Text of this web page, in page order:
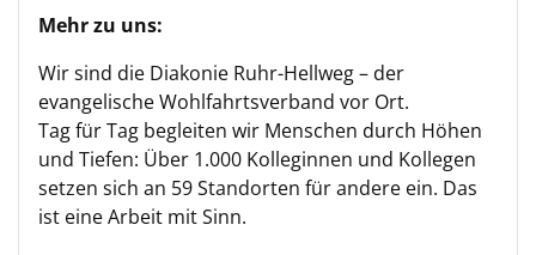
Mehr zu uns:
Wir sind die Diakonie Ruhr-Hellweg – der
evangelische Wohlfahrtsverband vor Ort.
Tag für Tag begleiten wir Menschen durch Höhen
und Tiefen: Über 1.000 Kolleginnen und Kollegen
setzen sich an 59 Standorten für andere ein. Das
ist eine Arbeit mit Sinn.